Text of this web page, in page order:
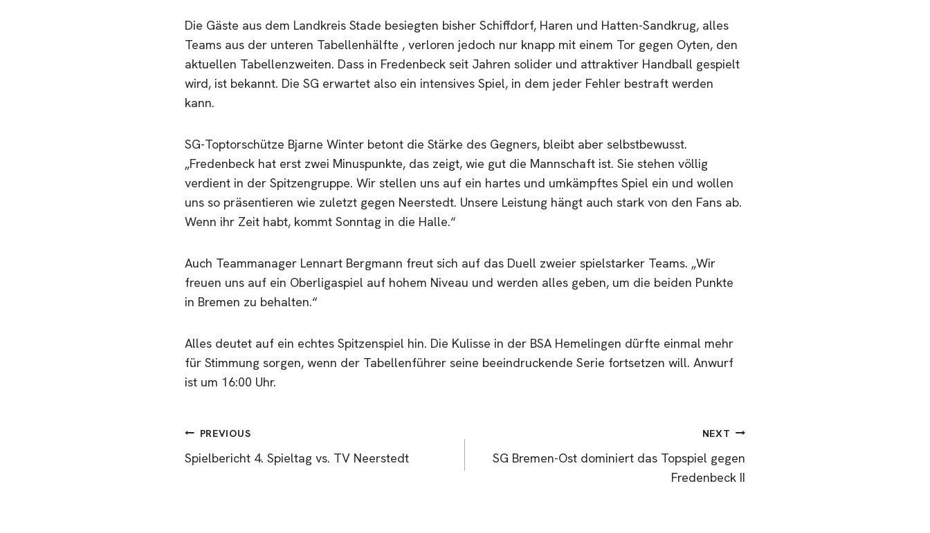
Die Gäste aus dem Landkreis Stade besiegten bisher Schiffdorf, Haren und Hatten-Sandkrug, alles
Teams aus der unteren Tabellenhälfte , verloren jedoch nur knapp mit einem Tor gegen Oyten, den
aktuellen Tabellenzweiten. Dass in Fredenbeck seit Jahren solider und attraktiver Handball gespielt
wird, ist bekannt. Die SG erwartet also ein intensives Spiel, in dem jeder Fehler bestraft werden
kann.
SG-Toptorschütze Bjarne Winter betont die Stärke des Gegners, bleibt aber selbstbewusst.
„Fredenbeck hat erst zwei Minuspunkte, das zeigt, wie gut die Mannschaft ist. Sie stehen völlig
verdient in der Spitzengruppe. Wir stellen uns auf ein hartes und umkämpftes Spiel ein und wollen
uns so präsentieren wie zuletzt gegen Neerstedt. Unsere Leistung hängt auch stark von den Fans ab.
Wenn ihr Zeit habt, kommt Sonntag in die Halle.“
Auch Teammanager Lennart Bergmann freut sich auf das Duell zweier spielstarker Teams. „Wir
freuen uns auf ein Oberligaspiel auf hohem Niveau und werden alles geben, um die beiden Punkte
in Bremen zu behalten.“
Alles deutet auf ein echtes Spitzenspiel hin. Die Kulisse in der BSA Hemelingen dürfte einmal mehr
für Stimmung sorgen, wenn der Tabellenführer seine beeindruckende Serie fortsetzen will. Anwurf
ist um 16:00 Uhr.
Post
navigation
PREVIOUS
Spielbericht 4. Spieltag vs. TV Neerstedt
NEXT
SG Bremen-Ost dominiert das Topspiel gegen
Fredenbeck II